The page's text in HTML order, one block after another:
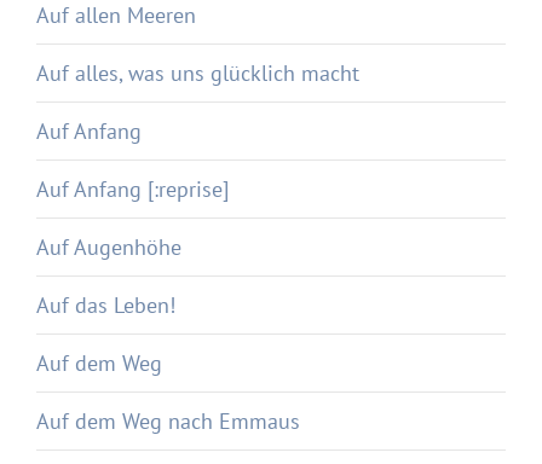
Auf allen Meeren
Auf alles, was uns glücklich macht
Auf Anfang
Auf Anfang [:reprise]
Auf Augenhöhe
Auf das Leben!
Auf dem Weg
Auf dem Weg nach Emmaus